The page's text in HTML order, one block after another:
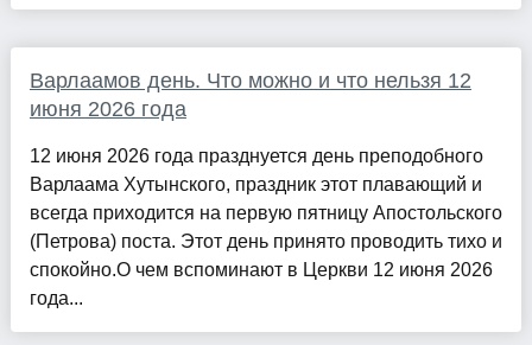
Варлаамов день. Что можно и что нельзя 12
июня 2026 года
12 июня 2026 года празднуется день преподобного
Варлаама Хутынского, праздник этот плавающий и
всегда приходится на первую пятницу Апостольского
(Петрова) поста. Этот день принято проводить тихо и
спокойно.О чем вспоминают в Церкви 12 июня 2026
года...